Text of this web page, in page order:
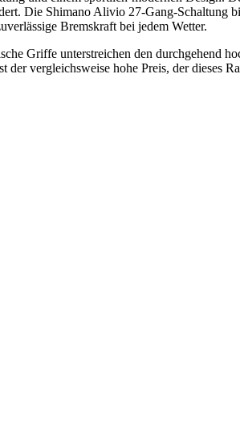
Die Shimano Alivio 27-Gang-Schaltung
Bremskraft bei jedem Wetter.
Griffe unterstreichen den durchgehend
vergleichsweise hohe Preis, der dieses